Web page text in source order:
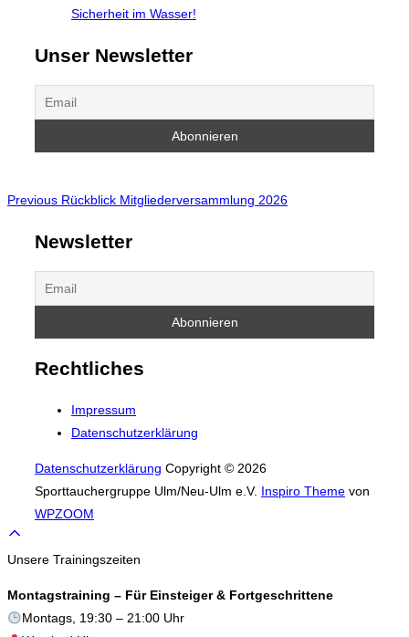
Sicherheit im Wasser!
Unser Newsletter
Beitragsnavigation
Previous
Previous Rückblick Mitgliederversammlung 2026
Newsletter
Rechtliches
Impressum
Datenschutzerklärung
Datenschutzerklärung Copyright © 2026
Sporttauchergruppe Ulm/Neu-Ulm e.V. Inspiro Theme von
WPZOOM
to
Unsere Trainingszeiten
Montagstraining – Für Einsteiger & Fortgeschrittene
Montags, 19:30 – 21:00 Uhr